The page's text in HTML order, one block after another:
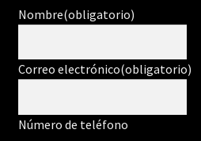
Nombre(obligatorio)
Correo electrónico(obligatorio)
Número de teléfono